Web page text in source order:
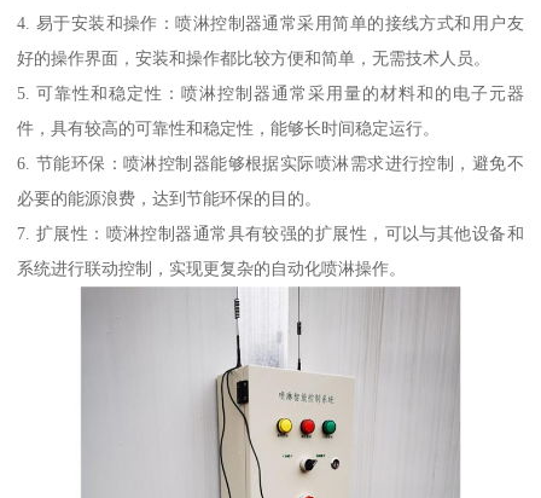
4. 易于安装和操作：喷淋控制器通常采用简单的接线方式和用户友
好的操作界面，安装和操作都比较方便和简单，无需技术人员。
5. 可靠性和稳定性：喷淋控制器通常采用量的材料和的电子元器
件，具有较高的可靠性和稳定性，能够长时间稳定运行。
6. 节能环保：喷淋控制器能够根据实际喷淋需求进行控制，避免不
必要的能源浪费，达到节能环保的目的。
7. 扩展性：喷淋控制器通常具有较强的扩展性，可以与其他设备和
系统进行联动控制，实现更复杂的自动化喷淋操作。